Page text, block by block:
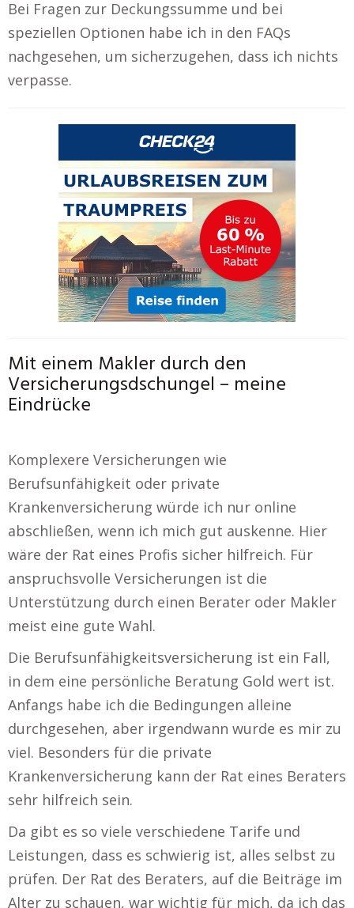
Bei Fragen zur Deckungssumme und bei
speziellen Optionen habe ich in den FAQs
nachgesehen, um sicherzugehen, dass ich nichts
verpasse.
Mit einem Makler durch den
Versicherungsdschungel – meine
Eindrücke
Komplexere Versicherungen wie
Berufsunfähigkeit oder private
Krankenversicherung würde ich nur online
abschließen, wenn ich mich gut auskenne. Hier
wäre der Rat eines Profis sicher hilfreich. Für
anspruchsvolle Versicherungen ist die
Unterstützung durch einen Berater oder Makler
meist eine gute Wahl.
Die Berufsunfähigkeitsversicherung ist ein Fall,
in dem eine persönliche Beratung Gold wert ist.
Anfangs habe ich die Bedingungen alleine
durchgesehen, aber irgendwann wurde es mir zu
viel. Besonders für die private
Krankenversicherung kann der Rat eines Beraters
sehr hilfreich sein.
Da gibt es so viele verschiedene Tarife und
Leistungen, dass es schwierig ist, alles selbst zu
prüfen. Der Rat des Beraters, auf die Beiträge im
Alter zu schauen, war wichtig für mich, da ich das